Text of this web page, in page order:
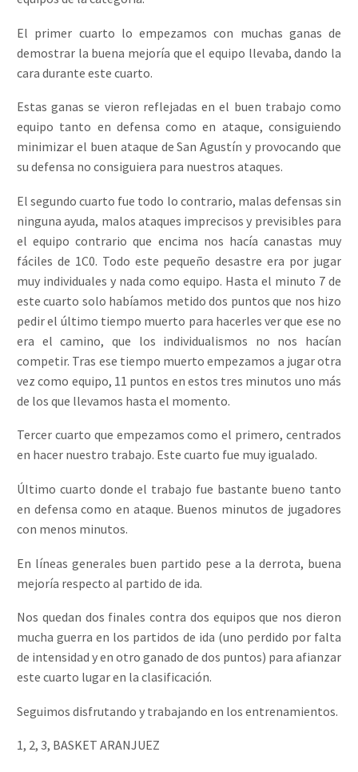
El primer cuarto lo empezamos con muchas ganas de
demostrar la buena mejoría que el equipo llevaba, dando la
cara durante este cuarto.
Estas ganas se vieron reflejadas en el buen trabajo como
equipo tanto en defensa como en ataque, consiguiendo
minimizar el buen ataque de San Agustín y provocando que
su defensa no consiguiera para nuestros ataques.
El segundo cuarto fue todo lo contrario, malas defensas sin
ninguna ayuda, malos ataques imprecisos y previsibles para
el equipo contrario que encima nos hacía canastas muy
fáciles de 1C0. Todo este pequeño desastre era por jugar
muy individuales y nada como equipo. Hasta el minuto 7 de
este cuarto solo habíamos metido dos puntos que nos hizo
pedir el último tiempo muerto para hacerles ver que ese no
era el camino, que los individualismos no nos hacían
competir. Tras ese tiempo muerto empezamos a jugar otra
vez como equipo, 11 puntos en estos tres minutos uno más
de los que llevamos hasta el momento.
Tercer cuarto que empezamos como el primero, centrados
en hacer nuestro trabajo. Este cuarto fue muy igualado.
Último cuarto donde el trabajo fue bastante bueno tanto
en defensa como en ataque. Buenos minutos de jugadores
con menos minutos.
En líneas generales buen partido pese a la derrota, buena
mejoría respecto al partido de ida.
Nos quedan dos finales contra dos equipos que nos dieron
mucha guerra en los partidos de ida (uno perdido por falta
de intensidad y en otro ganado de dos puntos) para afianzar
este cuarto lugar en la clasificación.
Seguimos disfrutando y trabajando en los entrenamientos.
1, 2, 3, BASKET ARANJUEZ